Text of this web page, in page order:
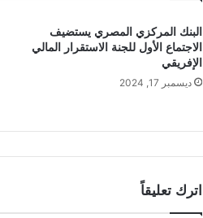
البنك المركزي المصري يستضيف
الاجتماع الأول للجنة الاستقرار المالي
الإفريقي
ديسمبر 17, 2024
اترك تعليقاً